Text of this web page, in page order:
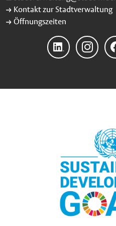
Bauweise durch Gründach und
Abschluss des Umbaus an der
zweizügigen Schule in St.
modernisierter Standort zur
Erweiterungsbau wird durch
angepasst wurde. Der Umzug
Ende der Sommerferien
Ferien werden die sanierten
Einbau des Glasaufzugs erfolgt
Gemeinsam mit dem bereits in
Erweiterungsbau verfügt die
Räume für Unterricht, Ganztag
Dreizügigkeit. 13 Millionen
Kontakt zur Stadtverwaltung
Öffnungszeiten